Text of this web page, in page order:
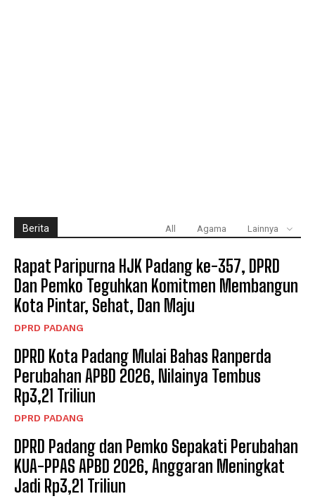
Berita All Agama Lainnya
Rapat Paripurna HJK Padang ke-357, DPRD
Dan Pemko Teguhkan Komitmen Membangun
Kota Pintar, Sehat, Dan Maju
DPRD PADANG
DPRD Kota Padang Mulai Bahas Ranperda
Perubahan APBD 2026, Nilainya Tembus
Rp3,21 Triliun
DPRD PADANG
DPRD Padang dan Pemko Sepakati Perubahan
KUA-PPAS APBD 2026, Anggaran Meningkat
Jadi Rp3,21 Triliun